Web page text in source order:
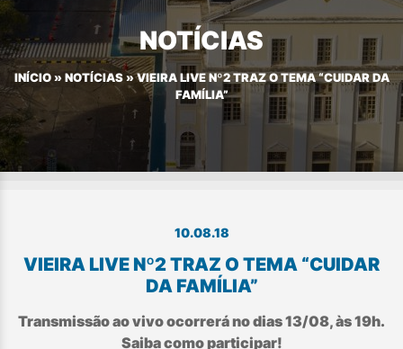
NOTÍCIAS
INÍCIO» NOTÍCIAS»VIEIRA LIVE Nº2 TRAZ O TEMA “CUIDAR DA
FAMÍLIA”
10.08.18
VIEIRA LIVE Nº2 TRAZ O TEMA “CUIDAR
DA FAMÍLIA”
Transmissão ao vivo ocorrerá no dias 13/08, às 19h.
Saiba como participar!